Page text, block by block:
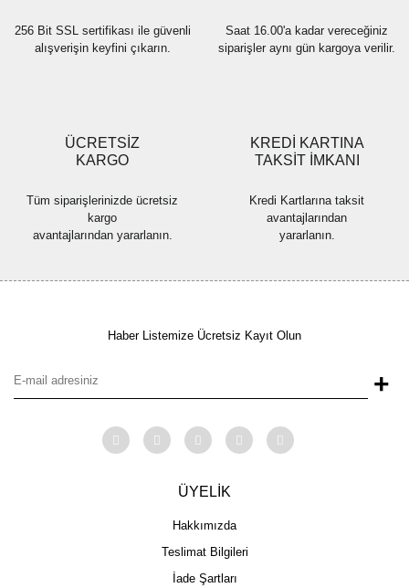
256 Bit SSL sertifikası ile güvenli
alışverişin keyfini çıkarın.
Saat 16.00'a kadar vereceğiniz
siparişler aynı gün kargoya verilir.
ÜCRETSİZ
KARGO
Tüm siparişlerinizde ücretsiz
kargo
avantajlarından yararlanın.
KREDİ KARTINA
TAKSİT İMKANI
Kredi Kartlarına taksit
avantajlarından
yararlanın.
Haber Listemize Ücretsiz Kayıt Olun
+
ÜYELİK
Hakkımızda
Teslimat Bilgileri
İade Şartları